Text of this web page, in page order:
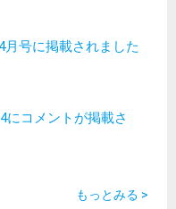
月号に掲載されました
にコメントが掲載さ
もっとみる >